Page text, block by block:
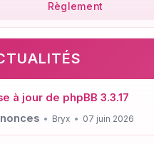
Règlement
à jour de phpBB 3.3.17
Bryx 07 juin 2026